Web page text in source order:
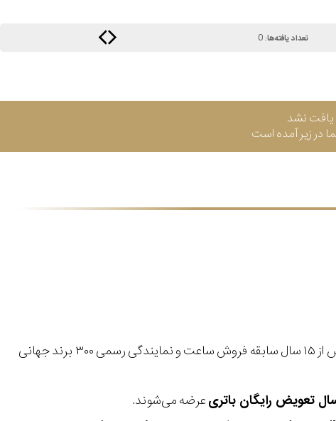
تعداد یافته‌ها:0
نشد
در زیر آمده است
با بیش از ۱۵ سال سابقه فروش ساعت و نمایندگی رسمی ۳۰۰ برند جهانی
عرضه می‌شوند.